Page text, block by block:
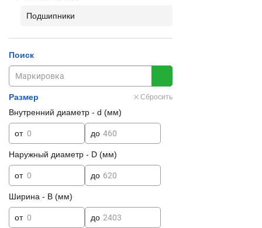
Подшипники
Поиск
Размер Сбросить
Внутренний диаметр - d (мм)
от до
Наружный диаметр - D (мм)
от до
Ширина - B (мм)
от до